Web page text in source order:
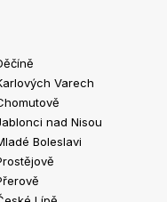
Varech
nad Nisou
Boleslavi